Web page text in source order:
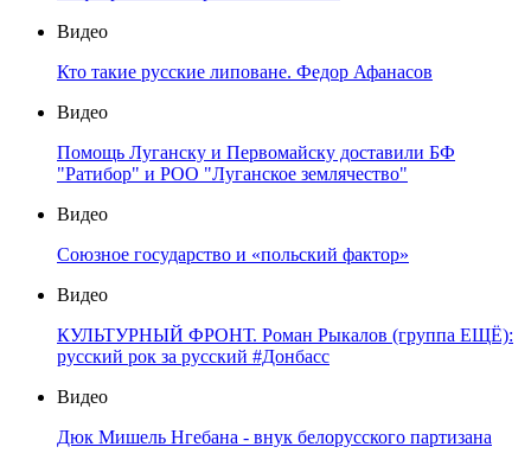
Видео
Кто такие русские липоване. Федор Афанасов
Видео
Помощь Луганску и Первомайску доставили БФ
"Ратибор" и РОО "Луганское землячество"
Видео
Союзное государство и «польский фактор»
Видео
КУЛЬТУРНЫЙ ФРОНТ. Роман Рыкалов (группа ЕЩЁ):
русский рок за русский #Донбасс
Видео
Дюк Мишель Нгебана - внук белорусского партизана